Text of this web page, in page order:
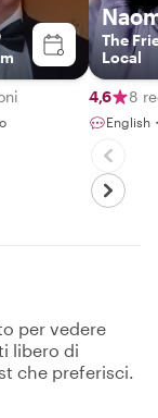
The
Local
4,6 8
English
per vedere
libero di
che preferisci.